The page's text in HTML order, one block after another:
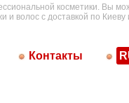
косметики. Вы
волос с доставкой по Киеву
Контакты